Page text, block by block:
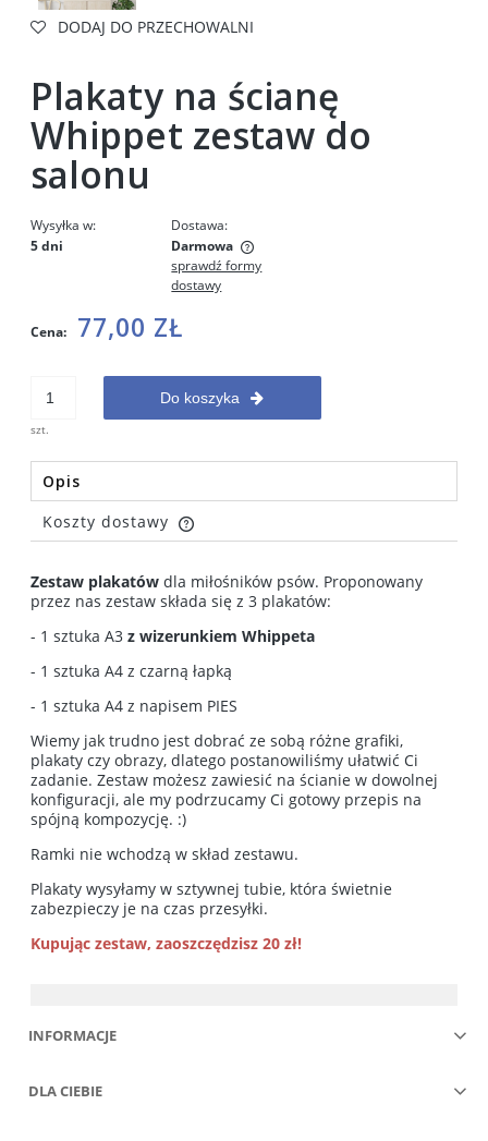
DODAJ DO PRZECHOWALNI
Plakaty na ścianę
Whippet zestaw do
salonu
Wysyłka w:
5 dni
Dostawa:
Darmowa
Cena nie zawiera ewentualnych kosztów płatności
sprawdź formy
dostawy
Cena: 77,00 ZŁ
szt.
Do koszyka
Opis
Koszty dostawy
Cena nie zawiera ewentualnych kosztów płatności
Zestaw plakatów dla miłośników psów. Proponowany
przez nas zestaw składa się z 3 plakatów:
- 1 sztuka A3 z wizerunkiem Whippeta
- 1 sztuka A4 z czarną łapką
- 1 sztuka A4 z napisem PIES
Wiemy jak trudno jest dobrać ze sobą różne grafiki,
plakaty czy obrazy, dlatego postanowiliśmy ułatwić Ci
zadanie. Zestaw możesz zawiesić na ścianie w dowolnej
konfiguracji, ale my podrzucamy Ci gotowy przepis na
spójną kompozycję. :)
Ramki nie wchodzą w skład zestawu.
Plakaty wysyłamy w sztywnej tubie, która świetnie
zabezpieczy je na czas przesyłki.
Kupując zestaw, zaoszczędzisz 20 zł!
INFORMACJE
DLA CIEBIE